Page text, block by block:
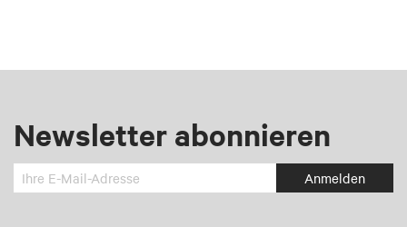
Newsletter abonnieren
Melden
Sie
Anmelden